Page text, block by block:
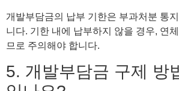
개발부담금의 납부 기한은 부과처분 통
니다. 기한 내에 납부하지 않을 경우, 연
므로 주의해야 합니다.
5. 개발부담금 구제 방